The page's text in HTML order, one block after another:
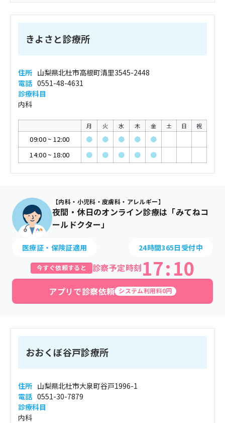
きよさと診療所
住所 山梨県北杜市高根町清里3545-2448
電話 0551-48-4631
診療科目
内科
月 火 水 木 金 土 日 祝
09:00~ 12:00 ● ● ● ●
●
14:00~ 18:00 ● ● ● ● ●
【内科・小児科・皮膚科・アレルギー】
夜間・休日のオンライン診療は「みてねコ
ールドクター」
医療証・保険証適用 24時間365日受付中
今すぐ依頼すると 診察予定時刻17:10
アプリで診察依頼 システム利用料0円
おおくぼ谷戸診療所
住所 山梨県北杜市大泉町谷戸1996-1
電話 0551-30-7879
診療科目
内科